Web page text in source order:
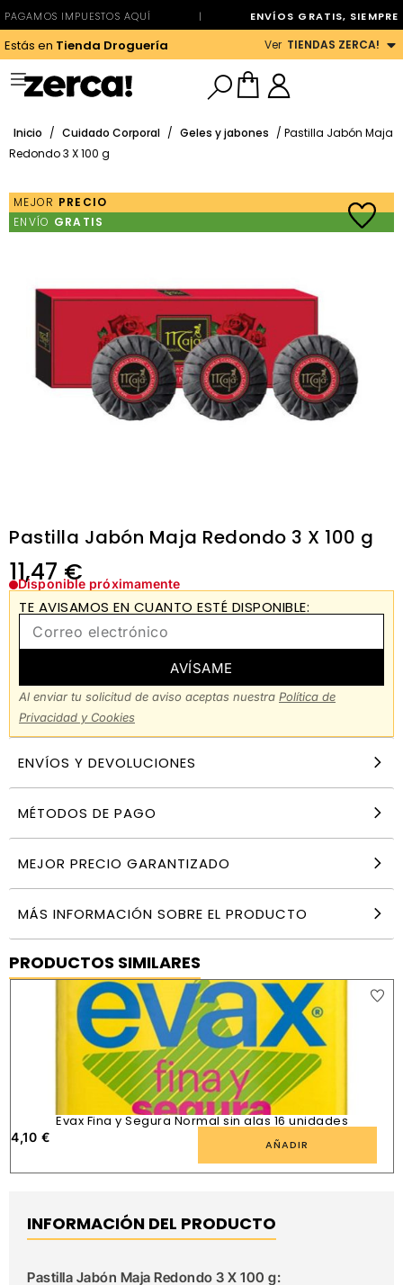
PAGAMOS IMPUESTOS AQUÍ | ENVÍOS GRATIS, SIEMPRE
Estás en Tienda Droguería Ver TIENDAS ZERCA!
Inicio / Cuidado Corporal / Geles y jabones / Pastilla Jabón Maja
Redondo 3 X 100 g
MEJOR PRECIO
ENVÍO GRATIS
Pastilla Jabón Maja Redondo 3 X 100 g
11,47€
Disponible próximamente
TE AVISAMOS EN CUANTO ESTÉ DISPONIBLE:
AVÍSAME
Al enviar tu solicitud de aviso aceptas nuestra Política de
Privacidad y Cookies
ENVÍOS Y DEVOLUCIONES
MÉTODOS DE PAGO
MEJOR PRECIO GARANTIZADO
MÁS INFORMACIÓN SOBRE EL PRODUCTO
PRODUCTOS SIMILARES
Evax Fina y Segura Normal sin alas 16 unidades
4,10 € AÑADIR
INFORMACIÓN DEL PRODUCTO
Pastilla Jabón Maja Redondo 3 X 100 g: